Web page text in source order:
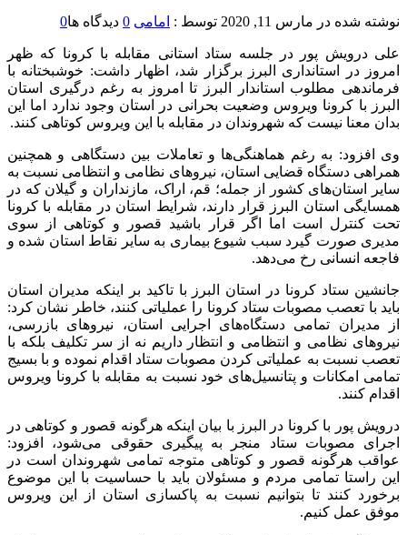
نوشته شده در مارس 11, 2020 توسط : امامی 0 دیدگاه ها0
علی درویش پور در جلسه ستاد استانی مقابله با کرونا که ظهر
امروز در استانداری البرز برگزار شد، اظهار داشت: خوشبختانه با
فرماندهی مطلوب استاندار البرز تا امروز به رغم درگیری استان
البرز با کرونا ویروس وضعیت بحرانی در استان وجود ندارد اما این
بدان معنا نیست که شهروندان در مقابله با این ویروس کوتاهی کنند.
وی افزود: به رغم هماهنگی‌ها و تعاملات بین دستگاهی و همچنین
همراهی دستگاه قضایی استان، نیروهای نظامی و انتظامی نسبت به
سایر استان‌های کشور از جمله؛ قم، اراک، مازنداران و گیلان که در
همسایگی استان البرز قرار دارند، شرایط استان در مقابله با کرونا
تحت کنترل است اما اگر قرار باشید قصور و کوتاهی از سوی
مدیری صورت گیرد سبب شیوع بیماری به سایر نقاط استان شده و
فاجعه انسانی رخ می‌دهد.
جانشین ستاد کرونا در استان البرز با تاکید بر اینکه مدیران استان
باید با تعصب مصوبات ستاد کرونا را عملیاتی کنند، خاطر نشان کرد:
از مدیران تمامی دستگاه‌های اجرایی استان، نیروهای بازرسی،
نیروهای نظامی و انتظامی و انتظار داریم نه از سر تکلیف بلکه با
تعصب نسبت به عملیاتی کردن مصوبات ستاد اقدام نموده و با بسیج
تمامی امکانات و پتانسیل‌های خود نسبت به مقابله با کرونا ویروس
اقدام کنند.
درویش پور با کرونا در البرز با بیان اینکه هرگونه قصور و کوتاهی در
اجرای مصوبات ستاد منجر به پیگیری حقوقی می‌شود، افزود:
عواقب هرگونه قصور و کوتاهی متوجه تمامی شهروندان است در
این راستا تمامی مردم و مسئولان باید با حساسیت با این موضوع
برخورد کنند تا بتوانیم نسبت به پاکسازی استان از این ویروس
موفق عمل کنیم.